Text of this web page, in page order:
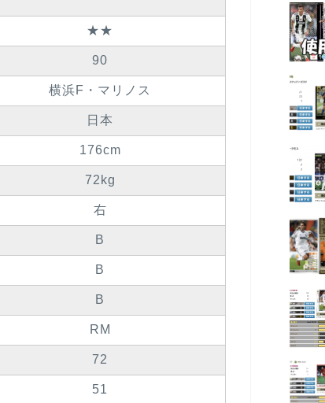
★★
90
横浜F・マリノス
日本
176cm
72kg
右
B
B
B
RM
72
51